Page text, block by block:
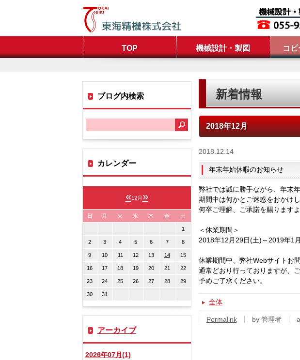
TOP 機械設計・製図 コ
新着情報
2018年12月
2018.12.14
年末年始休暇のお知らせ
弊社では誠に勝手ながら、年末
期間中は何かとご迷惑をおかけ
何卒ご理解、ご承諾を賜ります
＜休業期間＞
2018年12月29日(土)～2019年1
休業期間中、弊社Webサイトお
通常どおり行っておりますが、
予めご了承ください。
全体
Permalink by 管理者
ブログ内検索
カレンダー
«12月 »
日 月 火 水 木 金 土
1
2 3 4 5 6 7 8
9 10 11 12 13 14 15
16 17 18 19 20 21 22
23 24 25 26 27 28 29
30 31
アーカイブ
2026年07月(1)